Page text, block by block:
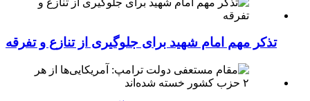
تذکر مهم امام شهید برای جلوگیری از تنازع و تفرقه